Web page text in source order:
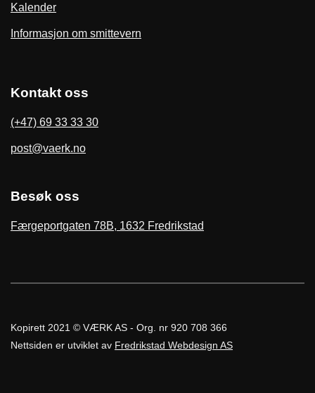
Kalender
Informasjon om smittevern
Kontakt oss
(+47) 69 33 33 30
post@vaerk.no
Besøk oss
Færgeportgaten 78B, 1632 Fredrikstad
Kopirett 2021 © VÆRK AS - Org. nr 920 708 366
Nettsiden er utviklet av Fredrikstad Webdesign AS